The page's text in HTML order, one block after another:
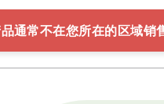
通常不在您所在的区域销